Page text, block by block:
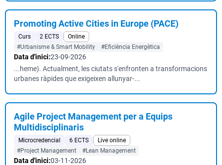
Promoting Active Cities in Europe (PACE)
Curs 2 ECTS
Online
#Urbanisme & Smart Mobility
#Eficiència Energètica
Data d'inici:23-09-2026
...heme). Actualment, les ciutats s'enfronten a transformacions
urbanes ràpides que exigeixen allunyar-...
Agile Project Management per a Equips
Multidisciplinaris
Microcredencial 6 ECTS
Live online
#Project Management
#Lean Management
Data d'inici:03-11-2026